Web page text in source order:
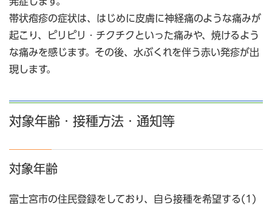
帯状疱疹の症状は、はじめに皮膚に神経痛のような痛みが
起こり、ピリピリ・チクチクといった痛みや、焼けるよう
な痛みを感じます。その後、水ぶくれを伴う赤い発疹が出
現します。
対象年齢・接種方法・通知等
対象年齢
富士宮市の住民登録をしており、自ら接種を希望する(1)